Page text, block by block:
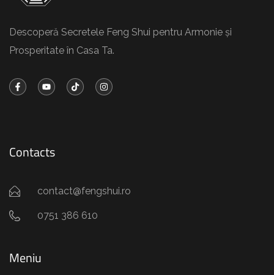
Descoperă Secretele Feng Shui pentru Armonie și
Prosperitate în Casa Ta.
Contacts
contact@fengshui.ro
0751 386 610
Meniu